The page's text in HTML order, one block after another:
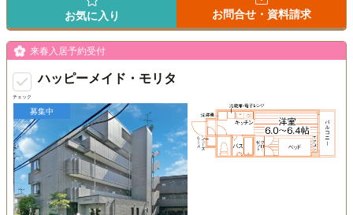
お気に入り お問合せ・資料請求
チェック
来春入居予約受付
ハッピーメイド・モリタ
募集中